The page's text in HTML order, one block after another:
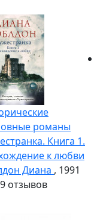
романы
Книга 1.
к любви
Диана , 1991
отзывов